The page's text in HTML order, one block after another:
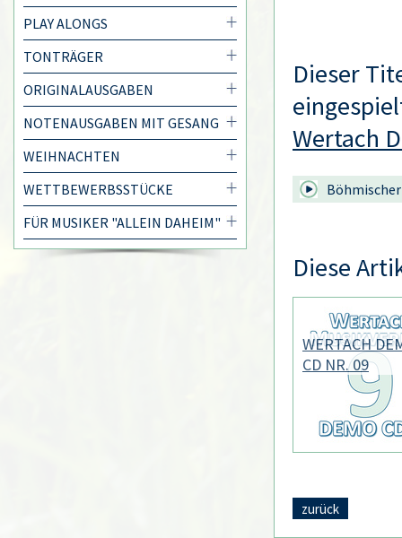
PLAY ALONGS
TONTRÄGER
ORIGINALAUSGABEN
NOTENAUSGABEN MIT GESANG
WEIHNACHTEN
WETTBEWERBSSTÜCKE
FÜR MUSIKER "ALLEIN DAHEIM"
Dieser
Wertach
Diese
WERTACH
CD NR. 09
zurück